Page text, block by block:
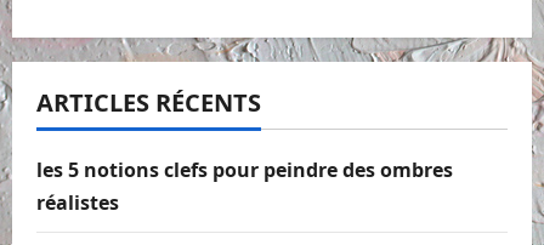
ARTICLES RÉCENTS
les 5 notions clefs pour peindre des ombres
réalistes